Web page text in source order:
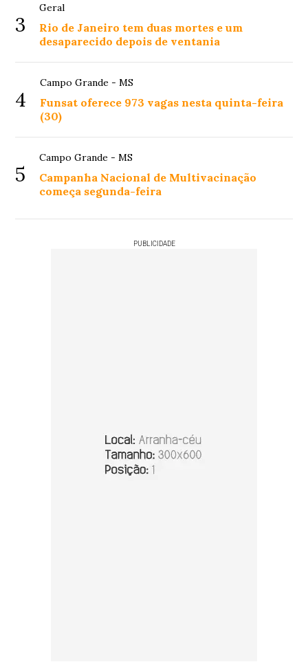
3
Geral
Rio de Janeiro tem duas mortes e um
desaparecido depois de ventania
4
Campo Grande - MS
Funsat oferece 973 vagas nesta quinta-feira
(30)
5
Campo Grande - MS
Campanha Nacional de Multivacinação
começa segunda-feira
PUBLICIDADE